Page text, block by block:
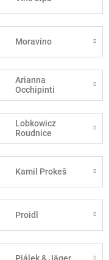
Moravíno
Arianna
Occhipinti
Lobkowicz
Roudnice
Kamil Prokeš
Proidl